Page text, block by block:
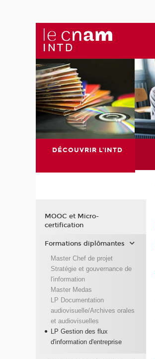
DÉCOUVRIR L'INTD
MOOC et Micro-
certification
Formations diplômantes
Master Chef de projet
Stratégie et gouvernance de
l'information
Master Medas
LP Documentation
audiovisuelle/Archives orales
et audiovisuelles
LP Gestion des flux
d'information d'entreprise